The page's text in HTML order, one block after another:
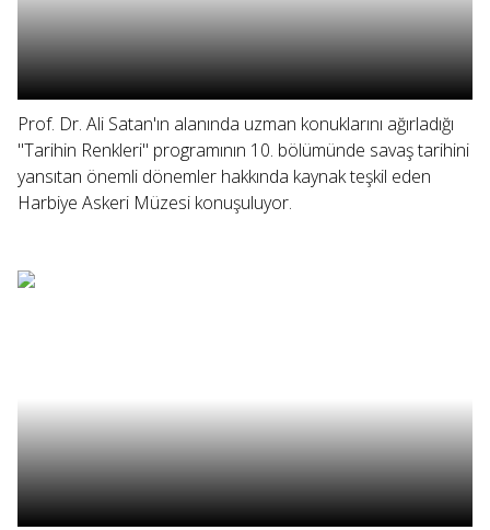
Prof. Dr. Ali Satan'ın alanında uzman konuklarını ağırladığı
"Tarihin Renkleri" programının 10. bölümünde savaş tarihini
yansıtan önemli dönemler hakkında kaynak teşkil eden
Harbiye Askeri Müzesi konuşuluyor.